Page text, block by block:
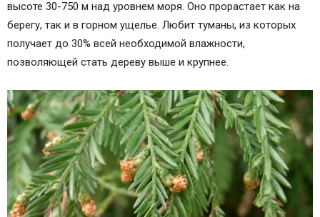
высоте 30-750 м над уровнем моря. Оно прорастает как на
берегу, так и в горном ущелье. Любит туманы, из которых
получает до 30% всей необходимой влажности,
позволяющей стать дереву выше и крупнее.